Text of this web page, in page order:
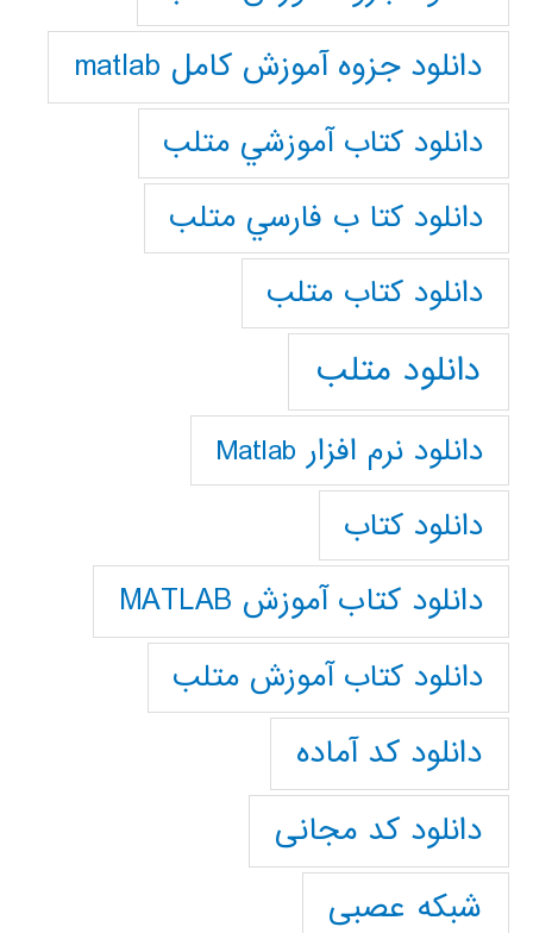
دانلود جزوه آموزش کامل matlab
دانلود كتاب آموزشي متلب
دانلود كتا ب فارسي متلب
دانلود كتاب متلب
دانلود متلب
دانلود نرم افزار Matlab
دانلود کتاب
دانلود کتاب آموزش MATLAB
دانلود کتاب آموزش متلب
دانلود کد آماده
دانلود کد مجانی
شبکه عصبی